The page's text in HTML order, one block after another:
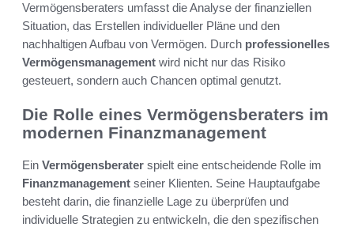
Vermögensberaters umfasst die Analyse der finanziellen
Situation, das Erstellen individueller Pläne und den
nachhaltigen Aufbau von Vermögen. Durch professionelles
Vermögensmanagement wird nicht nur das Risiko
gesteuert, sondern auch Chancen optimal genutzt.
Die Rolle eines Vermögensberaters im
modernen Finanzmanagement
Ein Vermögensberater spielt eine entscheidende Rolle im
Finanzmanagement seiner Klienten. Seine Hauptaufgabe
besteht darin, die finanzielle Lage zu überprüfen und
individuelle Strategien zu entwickeln, die den spezifischen